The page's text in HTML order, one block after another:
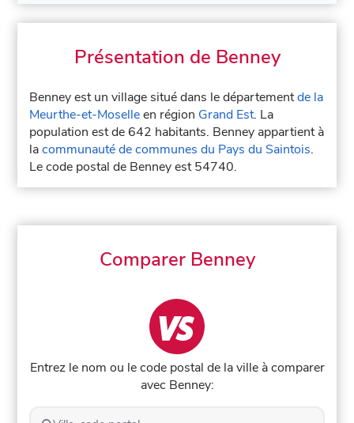
Présentation de Benney
Benney est un village situé dans le départementde la
Meurthe-et-Moselleen région Grand Est. La
population est de 642 habitants. Benney appartient à
lacommunauté de communes du Pays du Saintois.
Le code postal de Benney est 54740.
Comparer Benney
Entrez le nom ou le code postal de la ville à comparer
avec Benney: